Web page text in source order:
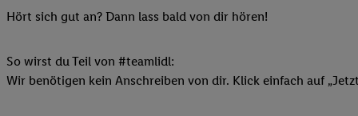
Hört sich gut an? Dann lass bald von dir hören!
So wirst du Teil von #teamlidl:
Wir benötigen kein Anschreiben von dir. Klick einfach auf
werden diese
Möglichkeit, Ihre